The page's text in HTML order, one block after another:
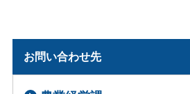
お問い合わせ先